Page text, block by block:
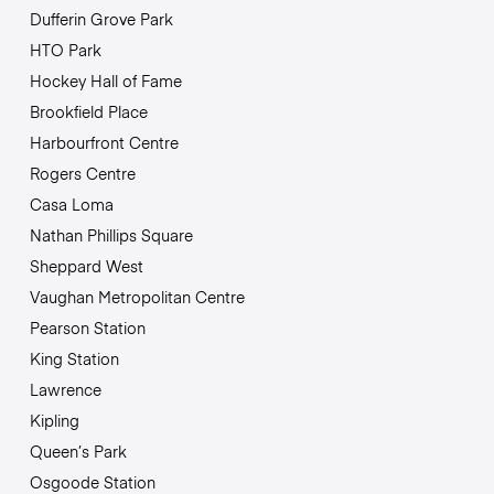
Dufferin Grove Park
HTO Park
Hockey Hall of Fame
Brookfield Place
Harbourfront Centre
Rogers Centre
Casa Loma
Nathan Phillips Square
Sheppard West
Vaughan Metropolitan Centre
Pearson Station
King Station
Lawrence
Kipling
Queen’s Park
Osgoode Station